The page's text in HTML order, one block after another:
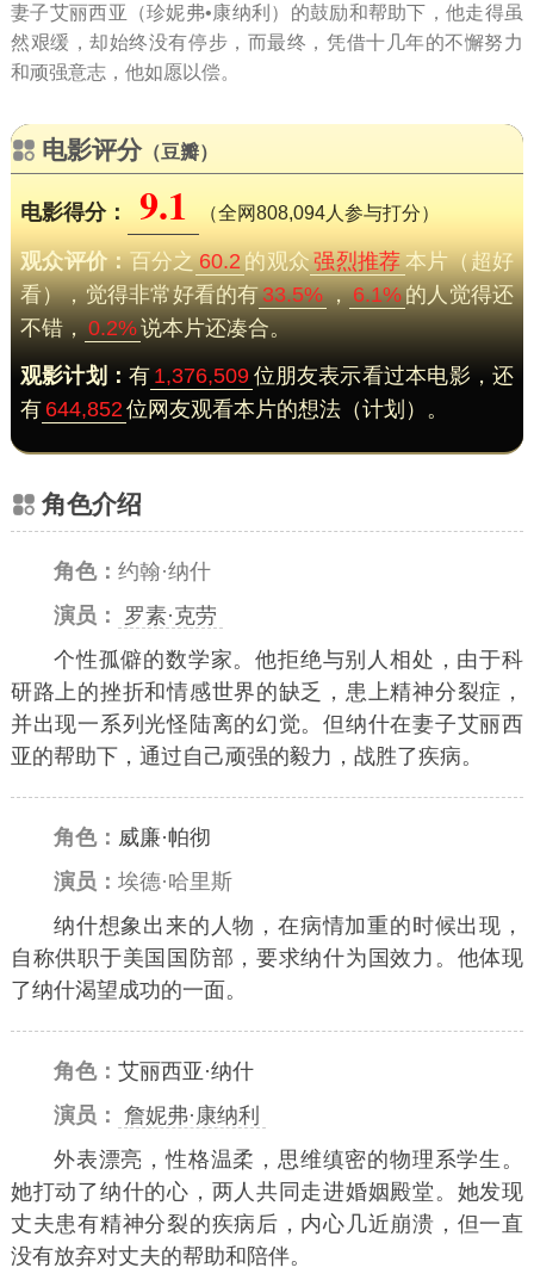
妻子艾丽西亚（珍妮弗•康纳利）的鼓励和帮助下，他走得虽
然艰缓，却始终没有停步，而最终，凭借十几年的不懈努力
和顽强意志，他如愿以偿。
电影评分（豆瓣）
电影得分： 9.1 （全网808,094人参与打分）
观众评价：百分之60.2的观众强烈推荐本片（超好
看），觉得非常好看的有33.5%，6.1%的人觉得还
不错，0.2%说本片还凑合。
观影计划：有 1,376,509 位朋友表示看过本电影，还
有 644,852位网友观看本片的想法（计划）。
角色介绍
角色： 约翰·纳什
演员：
罗素·克劳
个性孤僻的数学家。他拒绝与别人相处，由于科
研路上的挫折和情感世界的缺乏，患上精神分裂症，
并出现一系列光怪陆离的幻觉。但纳什在妻子艾丽西
亚的帮助下，通过自己顽强的毅力，战胜了疾病。
角色： 威廉·帕彻
演员： 埃德·哈里斯
纳什想象出来的人物，在病情加重的时候出现，
自称供职于美国国防部，要求纳什为国效力。他体现
了纳什渴望成功的一面。
角色： 艾丽西亚·纳什
演员： 詹妮弗·康纳利
外表漂亮，性格温柔，思维缜密的物理系学生。
她打动了纳什的心，两人共同走进婚姻殿堂。她发现
丈夫患有精神分裂的疾病后，内心几近崩溃，但一直
没有放弃对丈夫的帮助和陪伴。